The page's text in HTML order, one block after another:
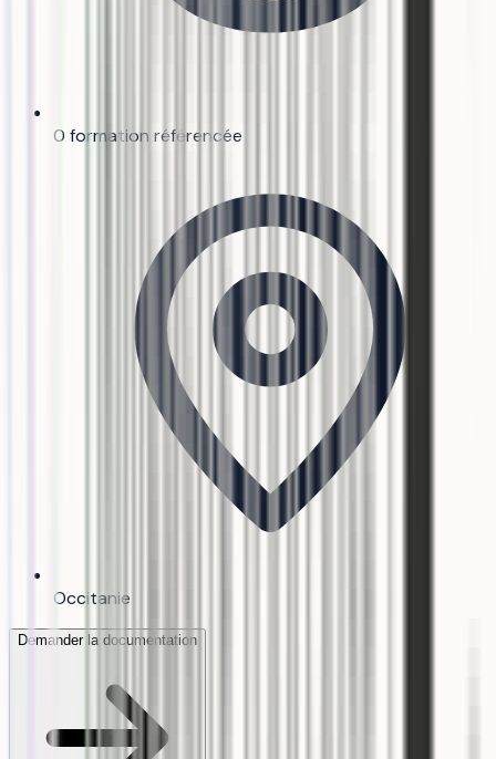
0 formation référencée
Occitanie
Demander la documentation